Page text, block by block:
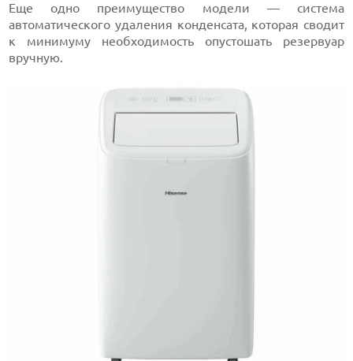
Еще одно преимущество модели — система
автоматического удаления конденсата, которая сводит
к минимуму необходимость опустошать резервуар
вручную.